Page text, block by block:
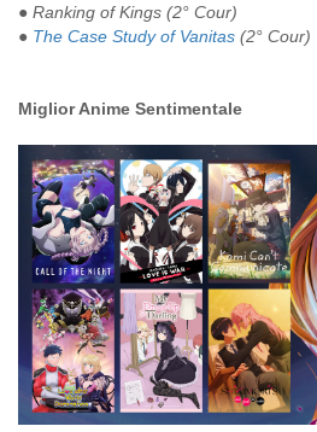
● Ranking of Kings (2° Cour)
● The Case Study of Vanitas (2° Cour)
Miglior Anime Sentimentale